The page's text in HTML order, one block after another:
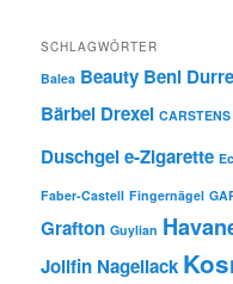
SCHLAGWÖRTER
Balea Beauty Beni
Bärbel Drexel CARSTENS
Duschgele-Zigarette
Faber-Castell Fingernägel
Grafton Guylian
Jolifin Nagellack